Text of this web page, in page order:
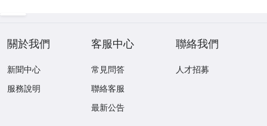
關於我們
新聞中心
服務說明
客服中心
常見問答
聯絡客服
最新公告
聯絡我們
人才招募